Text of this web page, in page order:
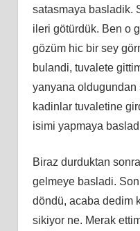
satasmaya basladik.
ileri götürdük. Ben o
gözüm hic bir sey
bulandi, tuvalete
yanyana
kadinlar tuvaletine
isimi yapmaya
Biraz durduktan
gelmeye basladi.
döndü, acaba dedim
sikiyor ne. Merak